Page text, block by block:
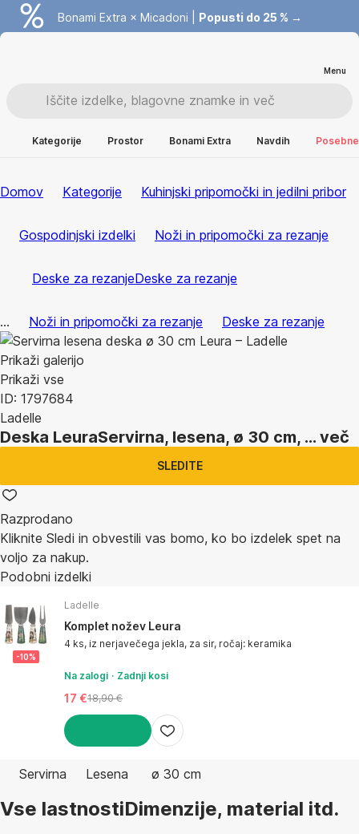
Bonami Extra × Micadoni | Popusti do 25 % →
Menu
Kategorije Prostor Bonami Extra Navdih
Domov Kategorije Kuhinjski pripomočki in jedilni pribor
Gospodinjski izdelki Noži in pripomočki za rezanje
Deske za rezanjeDeske za rezanje
... Noži in pripomočki za rezanje Deske za rezanje
Prikaži galerijo
Prikaži vse
ID: 1797684
Ladelle
Deska LeuraServirna, lesena, ø 30 cm, … več
SLEDITE
Razprodano
Kliknite Sledi in obvestili vas bomo, ko bo izdelek spet na
voljo za nakup.
Podobni izdelki
-10%
Ladelle
Komplet nožev Leura
4 ks, iz nerjavečega jekla, za sir, ročaj: keramika
Na zalogi Zadnji kosi
17 €18,90 €
Servirna Lesena ø 30 cm
Vse lastnostiDimenzije, material itd.